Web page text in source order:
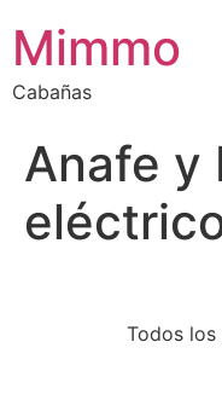
Mimmo
Cabañas
Anafe y
Todos los